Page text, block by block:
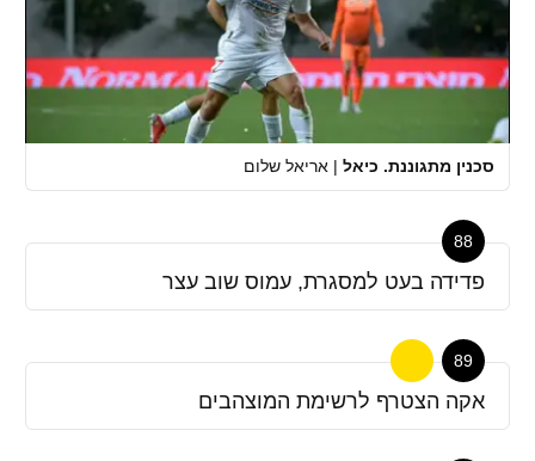
סכנין מתגוננת. כיאל | אריאל שלום
88
פדידה בעט למסגרת, עמוס שוב עצר
89
אקה הצטרף לרשימת המוצהבים